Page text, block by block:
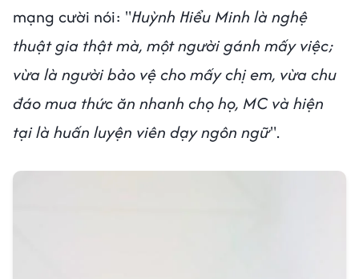
mạng cười nói: "Huỳnh Hiểu Minh là nghệ
thuật gia thật mà, một người gánh mấy việc;
vừa là người bảo vệ cho mấy chị em, vừa chu
đáo mua thức ăn nhanh chọ họ, MC và hiện
tại là huấn luyện viên dạy ngôn ngữ".